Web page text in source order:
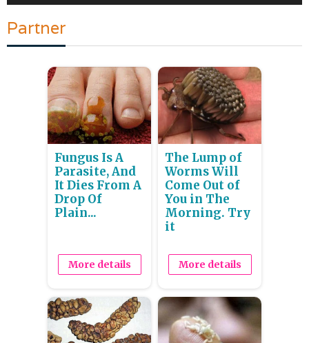
Partner
Fungus Is A
Parasite, And
It Dies From A
Drop Of
Plain...
More details
The Lump of
Worms Will
Come Out of
You in The
Morning. Try
it
More details